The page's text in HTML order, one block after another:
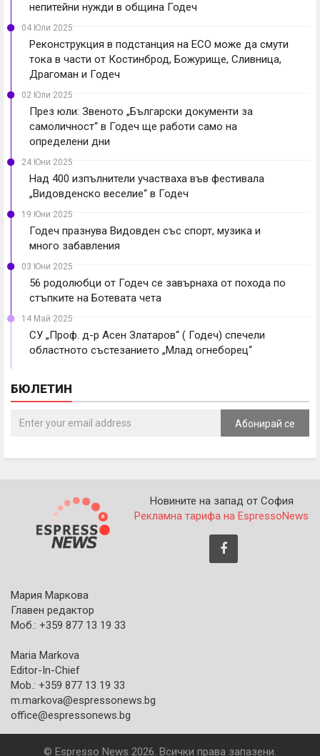
непитейни нужди в община Годеч
04 Юли 2025
Реконструкция в подстанция на ЕСО може да смути
тока в части от Костинброд, Божурище, Сливница,
Драгоман и Годеч
02 Юли 2025
През юли: Звеното „Български документи за
самоличност“ в Годеч ще работи само на
определени дни
24 Юни 2025
Над 400 изпълнители участваха във фестивала
„Видовденско веселие“ в Годеч
19 Юни 2025
Годеч празнува Видовден със спорт, музика и
много забавления
03 Юни 2025
56 родолюбци от Годеч се завърнаха от похода по
стъпките на Ботевата чета
14 Май 2025
СУ „Проф. д-р Асен Златаров“ ( Годеч) спечели
областното състезанието „Млад огнеборец“
БЮЛЕТИН
Абонирай се
Новините на запад от София
Рекламна тарифа на EspressoNews
Мария Маркова
Главен редактор
Моб.: +359 877 13 19 33
Maria Markova
Editor-In-Chief
Mob.: +359 877 13 19 33
m.markova@espressonews.bg
office@espressonews.bg
© Espresso News 2026. Всички права запазени.